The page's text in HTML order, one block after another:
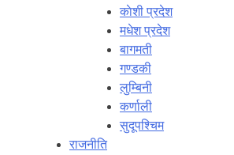
काेशी प्रदेश
मधेश प्रदेश
बागमती
गण्डकी
लुम्बिनी
कर्णाली
सुदूपश्‍चिम
राजनीति